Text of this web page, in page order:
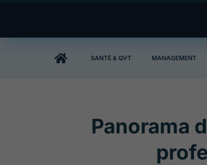
 SANTÉ & QVT MANAGEMENT
Panorama